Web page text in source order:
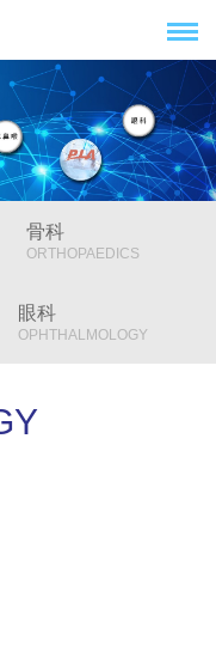
骨科
ORTHOPAEDICS
眼科
OPHTHALMOLOGY